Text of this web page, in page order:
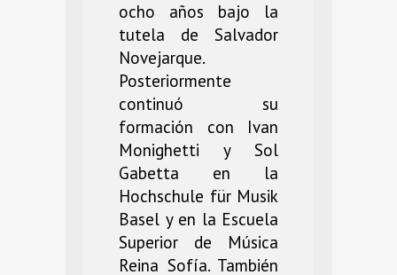
ocho años bajo la
tutela de Salvador
Novejarque.
Posteriormente
continuó su
formación con Ivan
Monighetti y Sol
Gabetta en la
Hochschule für Musik
Basel y en la Escuela
Superior de Música
Reina Sofía. También